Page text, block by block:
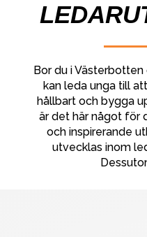
Bor du i Västerbotten
kan leda unga till
hållbart och bygga
är det här något för
och inspirerande
utvecklas inom